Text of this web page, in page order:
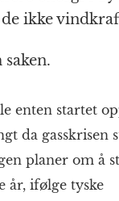
c
h
r
ikke
enten startet
da gasskrisen
planer om å
år, ifølge tyske